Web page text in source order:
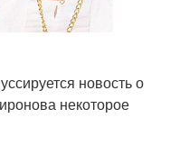
новость о
некоторое